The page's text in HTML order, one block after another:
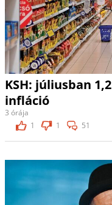
KSH: júliusban
infláció
3 órája
1
1 51